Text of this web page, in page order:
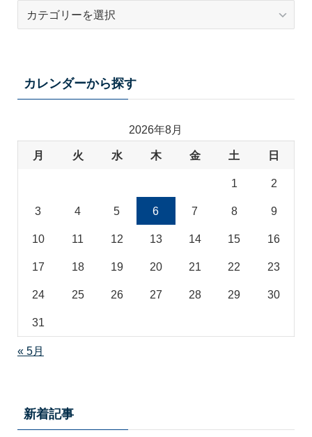
カレンダーから探す
2026年8月
月 火 水 木 金 土 日
1 2
3 4 5 6 7 8 9
10 11 12 13 14 15 16
17 18 19 20 21 22 23
24 25 26 27 28 29 30
31
« 5月
新着記事